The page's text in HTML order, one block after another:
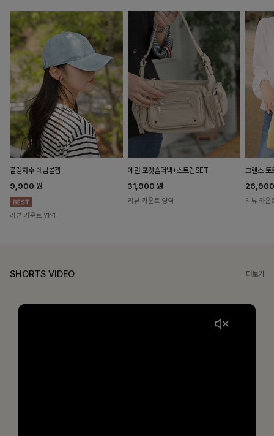
풀렘자수 데님볼캡
9,900 원
리뷰 카운트 영역
에런 포켓숄더백+스트랩SET
31,900 원
리뷰 카운트 영역
그렌스
리뷰 카운
SHORTS VIDEO 더보기